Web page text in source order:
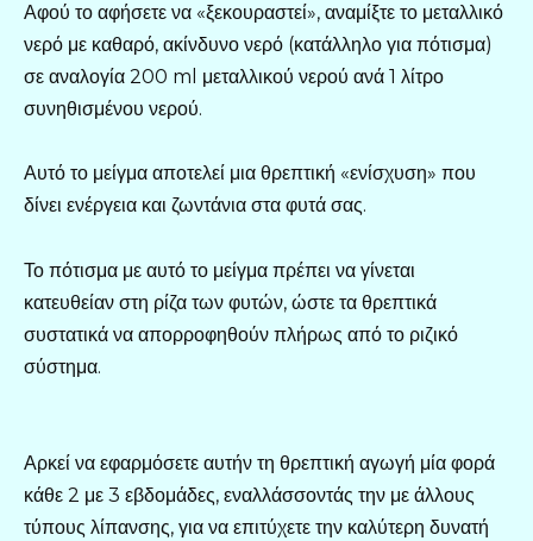
Αφού το αφήσετε να «ξεκουραστεί», αναμίξτε το μεταλλικό
νερό με καθαρό, ακίνδυνο νερό (κατάλληλο για πότισμα)
σε αναλογία 200 ml μεταλλικού νερού ανά 1 λίτρο
συνηθισμένου νερού.
Αυτό το μείγμα αποτελεί μια θρεπτική «ενίσχυση» που
δίνει ενέργεια και ζωντάνια στα φυτά σας.
Το πότισμα με αυτό το μείγμα πρέπει να γίνεται
κατευθείαν στη ρίζα των φυτών, ώστε τα θρεπτικά
συστατικά να απορροφηθούν πλήρως από το ριζικό
σύστημα.
Αρκεί να εφαρμόσετε αυτήν τη θρεπτική αγωγή μία φορά
κάθε 2 με 3 εβδομάδες, εναλλάσσοντάς την με άλλους
τύπους λίπανσης, για να επιτύχετε την καλύτερη δυνατή